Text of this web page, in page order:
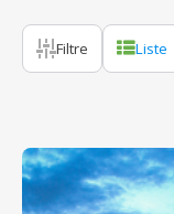
Filtre Liste